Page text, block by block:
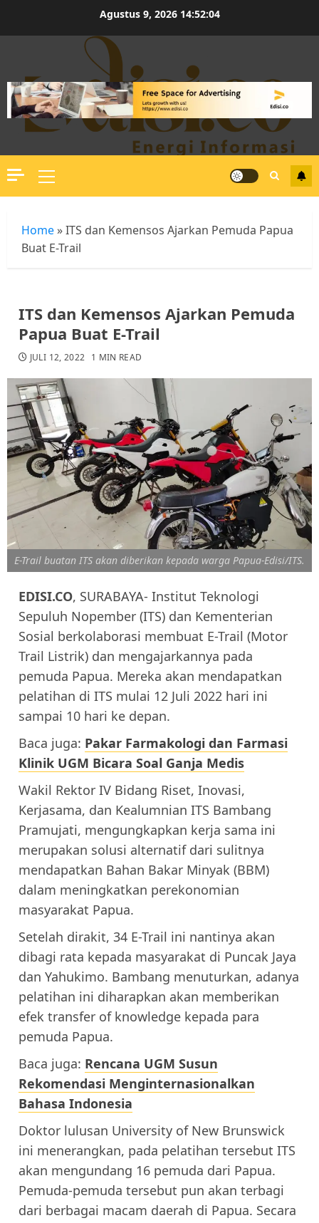
Agustus 9, 2026 14:52:05
Primary
Menu
Home »ITS dan Kemensos Ajarkan Pemuda Papua
Buat E-Trail
ITS dan Kemensos Ajarkan Pemuda
Papua Buat E-Trail
JULI 12, 2022 1 MIN READ
E-Trail buatan ITS akan diberikan kepada warga Papua-Edisi/ITS.
EDISI.CO, SURABAYA- Institut Teknologi
Sepuluh Nopember (ITS) dan Kementerian
Sosial berkolaborasi membuat E-Trail (Motor
Trail Listrik) dan mengajarkannya pada
pemuda Papua. Mereka akan mendapatkan
pelatihan di ITS mulai 12 Juli 2022 hari ini
sampai 10 hari ke depan.
Baca juga: Pakar Farmakologi dan Farmasi
Klinik UGM Bicara Soal Ganja Medis
Wakil Rektor IV Bidang Riset, Inovasi,
Kerjasama, dan Kealumnian ITS Bambang
Pramujati, mengungkapkan kerja sama ini
merupakan solusi alternatif dari sulitnya
mendapatkan Bahan Bakar Minyak (BBM)
dalam meningkatkan perekonomian
masyarakat Papua.
Setelah dirakit, 34 E-Trail ini nantinya akan
dibagi rata kepada masyarakat di Puncak Jaya
dan Yahukimo. Bambang menuturkan, adanya
pelatihan ini diharapkan akan memberikan
efek transfer of knowledge kepada para
pemuda Papua.
Baca juga: Rencana UGM Susun
Rekomendasi Menginternasionalkan
Bahasa Indonesia
Doktor lulusan University of New Brunswick
ini menerangkan, pada pelatihan tersebut ITS
akan mengundang 16 pemuda dari Papua.
Pemuda-pemuda tersebut pun akan terbagi
dari berbagai macam daerah di Papua. Secara